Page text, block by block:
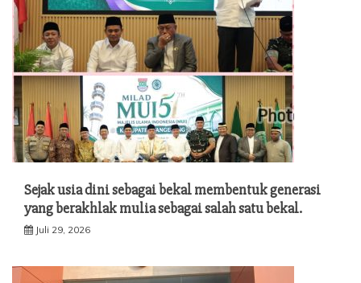
Sejak usia dini sebagai bekal membentuk generasi
yang berakhlak mulia sebagai salah satu bekal.
Juli 29, 2026